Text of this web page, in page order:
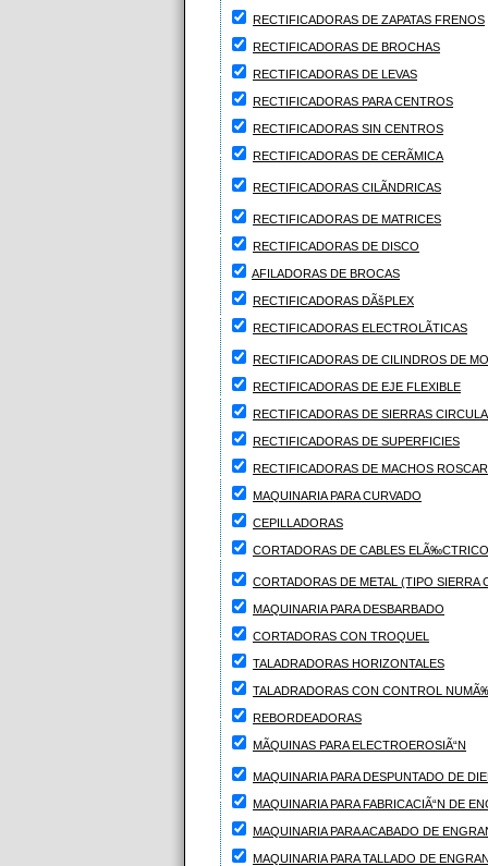
RECTIFICADORAS DE ZAPATAS FRENOS
RECTIFICADORAS DE BROCHAS
RECTIFICADORAS DE LEVAS
RECTIFICADORAS PARA CENTROS
RECTIFICADORAS SIN CENTROS
RECTIFICADORAS DE CERÃMICA
RECTIFICADORAS CILÃNDRICAS
RECTIFICADORAS DE MATRICES
RECTIFICADORAS DE DISCO
AFILADORAS DE BROCAS
RECTIFICADORAS DÃšPLEX
RECTIFICADORAS ELECTROLÃTICAS
RECTIFICADORAS DE CILINDROS DE
RECTIFICADORAS DE EJE FLEXIBLE
RECTIFICADORAS DE SIERRAS
RECTIFICADORAS DE SUPERFICIES
RECTIFICADORAS DE MACHOS ROSCAR
MAQUINARIA PARA CURVADO
CEPILLADORAS
CORTADORAS DE CABLES
CORTADORAS DE METAL (TIPO SIERRA
MAQUINARIA PARA DESBARBADO
CORTADORAS CON TROQUEL
TALADRADORAS HORIZONTALES
TALADRADORAS CON CONTROL
REBORDEADORAS
MÃQUINAS PARA ELECTROEROSIÃ“N
MAQUINARIA PARA DESPUNTADO DE
MAQUINARIA PARA FABRICACIÃ“N DE
MAQUINARIA PARA ACABADO DE
MAQUINARIA PARA TALLADO DE